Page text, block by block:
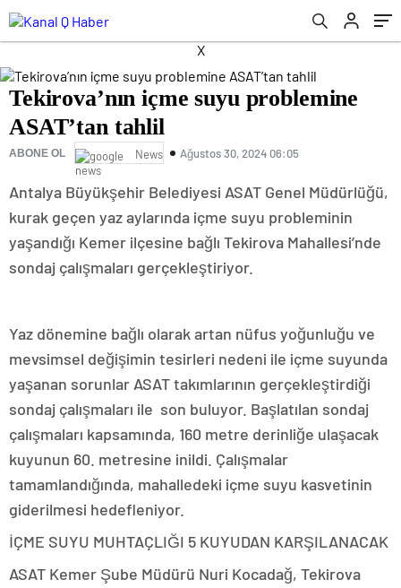
X
Tekirova’nın içme suyu problemine
ASAT’tan tahlil
ABONE OL News Ağustos 30, 2024 06:05
Antalya Büyükşehir Belediyesi ASAT Genel Müdürlüğü,
kurak geçen yaz aylarında içme suyu probleminin
yaşandığı Kemer ilçesine bağlı Tekirova Mahallesi’nde
sondaj çalışmaları gerçekleştiriyor.
Yaz dönemine bağlı olarak artan nüfus yoğunluğu ve
mevsimsel değişimin tesirleri nedeni ile içme suyunda
yaşanan sorunlar ASAT takımlarının gerçekleştirdiği
sondaj çalışmaları ile son buluyor. Başlatılan sondaj
çalışmaları kapsamında, 160 metre derinliğe ulaşacak
kuyunun 60. metresine inildi. Çalışmalar
tamamlandığında, mahalledeki içme suyu kasvetinin
giderilmesi hedefleniyor.
İÇME SUYU MUHTAÇLIĞI 5 KUYUDAN KARŞILANACAK
ASAT Kemer Şube Müdürü Nuri Kocadağ, Tekirova